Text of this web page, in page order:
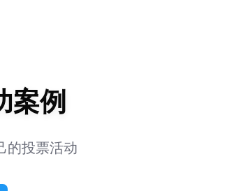
案例
的投票活动